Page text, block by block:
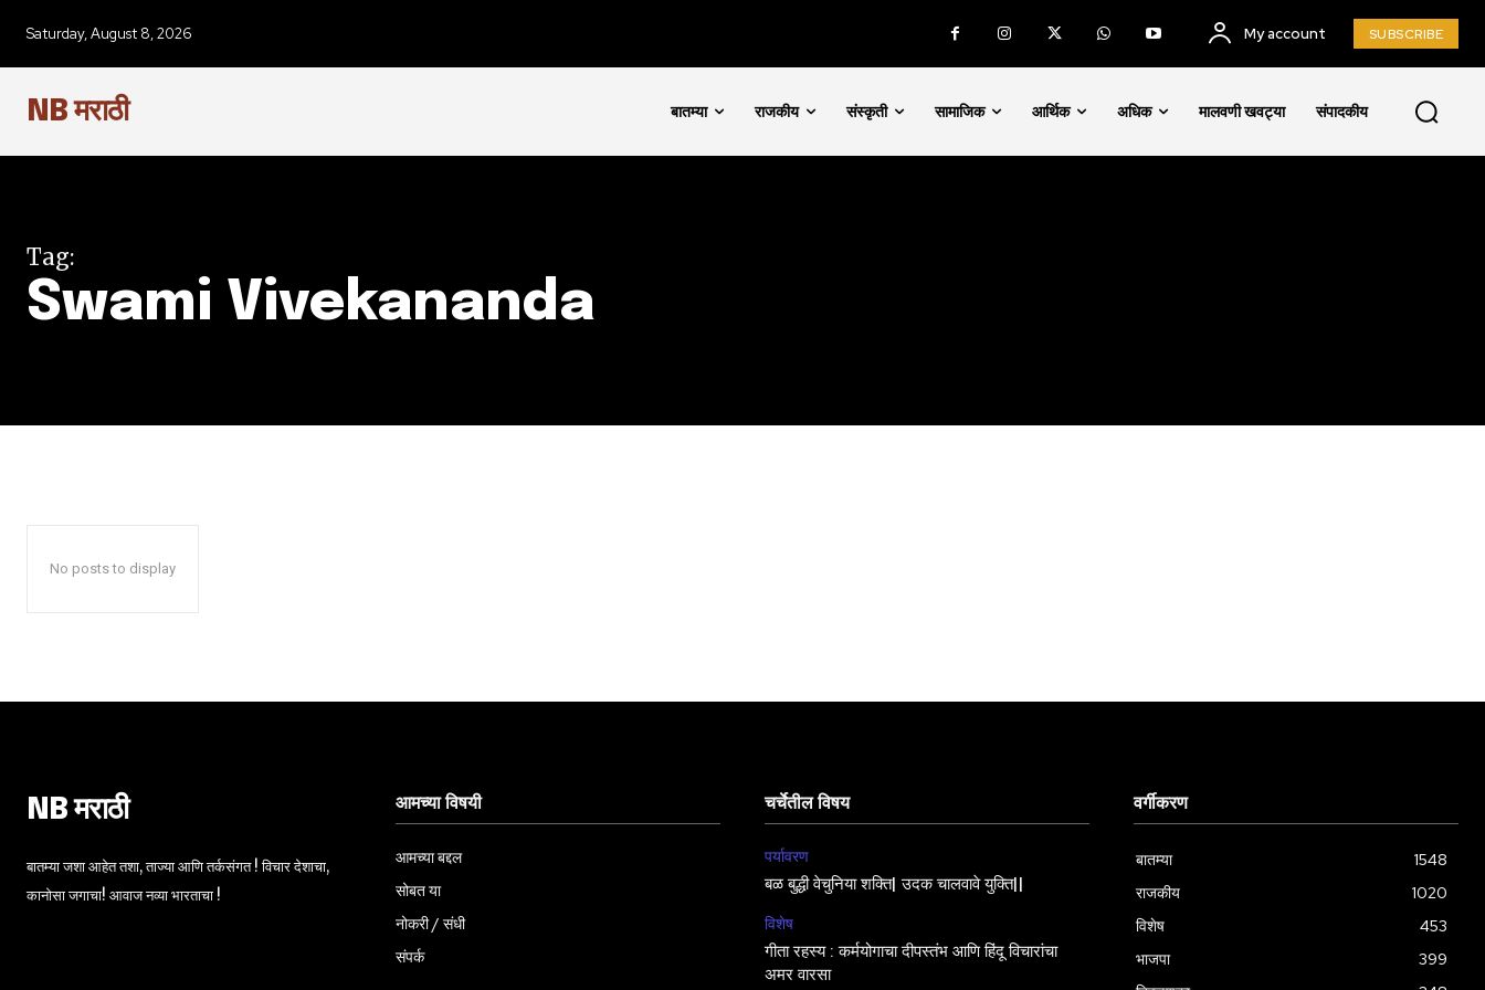
of the conversation.
To subscribe, simply enter your email address on our website or click
SUBSCRIBE
I've read and accept thePrivacy Policy.
6,300
Saturday, August 8, 2026 My account SUBSCRIBE
NB मराठी बातम्या राजकीय संस्कृती सामाजिक आर्थिक अधिक मालवणी खवट्या संपादकीय
Tag:
Swami Vivekananda
No posts to display
NB मराठी
बातम्या जशा आहेत तशा, ताज्या आणि तर्कसंगत ! विचार देशाचा,
कानोसा जगाचा! आवाज नव्या भारताचा !
आमच्या विषयी
आमच्या बद्दल
सोबत या
नोकरी / संधी
संपर्क
चर्चेतील विषय
पर्यावरण
बळ बुद्धी वेचुनिया शक्ति| उदक चालवावे युक्ति||
विशेष
गीता रहस्य : कर्मयोगाचा दीपस्तंभ आणि हिंदू विचारांचा
अमर वारसा
वर्गीकरण
बातम्या
1548
राजकीय
1020
विशेष
453
भाजपा
399